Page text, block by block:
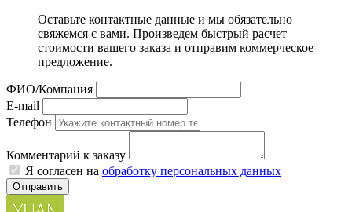
Оставьте контактные данные и мы обязательно
свяжемся с вами. Произведем быстрый расчет
стоимости вашего заказа и отправим коммерческое
предложение.
ФИО/Компания
E-mail
Телефон
Комментарий к заказу
Я согласен на обработку персональных данных
Отправить